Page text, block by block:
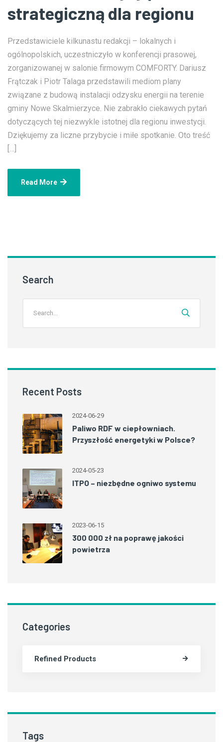
strategiczną dla regionu
Przedstawiciele kilkunastu redakcji – lokalnych i
ogólnopolskich, uczestniczyło w konferencji prasowej,
zorganizowanej w salonie firmowym COMFORTY. Dariusz
Frątczak i Piotr Talaga przedstawili mediom plany
związane z budową instalacji odzysku energii na terenie
gminy Nowe Skalmierzyce. Nie zabrakło ciekawych pytań
dotyczących tej niezwykle istotnej dla regionu inwestycji.
Dziękujemy za liczne przybycie i miłe spotkanie. Oto treść
[…]
Read More
Search
Recent Posts
2024-06-29
Paliwo RDF w ciepłowniach.
Przyszłość energetyki w Polsce?
2024-05-23
ITPO – niezbędne ogniwo systemu
2023-06-15
300 000 zł na poprawę jakości
powietrza
Categories
Refined Products
Tags